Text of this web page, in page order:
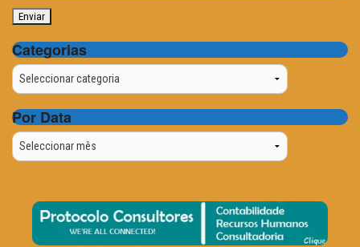
Categorias
Categorias
Por Data
Por
Data